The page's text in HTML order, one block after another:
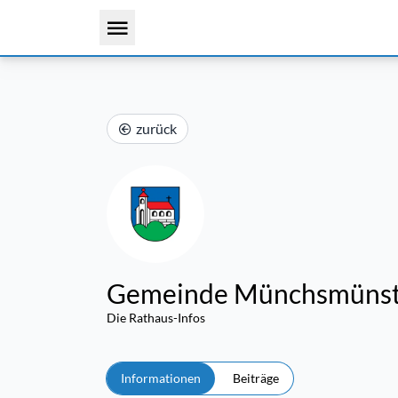
zurück
Gemeinde
Die Rathaus-Infos
Informationen Beiträge